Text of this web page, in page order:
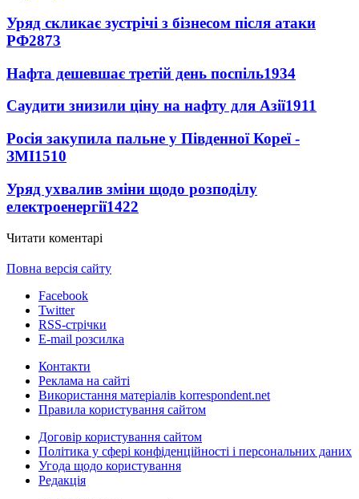
Уряд скликає зустрічі з бізнесом після атаки
РФ2873
Нафта дешевшає третій день поспіль1934
Саудити знизили ціну на нафту для Азії1911
Росія закупила пальне у Південної Кореї -
ЗМІ1510
Уряд ухвалив зміни щодо розподілу
електроенергії1422
Читати коментарі
Повна версія сайту
Facebook
Twitter
RSS-стрічки
E-mail розсилка
Контакти
Реклама на сайті
Використання матеріалів korrespondent.net
Правила користування сайтом
Договір користування сайтом
Політика у сфері конфіденційності і персональних даних
Угода щодо користування
Редакція